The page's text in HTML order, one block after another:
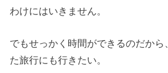
わけにはいきません。
でもせっかく時間ができるのだから
た旅行にも行きたい。